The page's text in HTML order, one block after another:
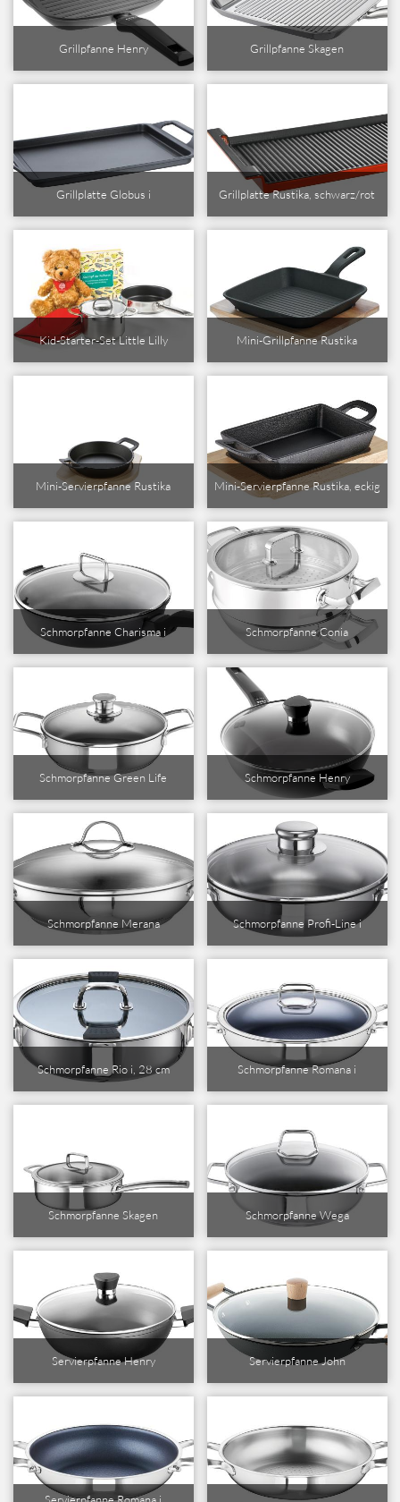
Grillpfanne Henry Grillpfanne Skagen
Grillplatte Globus i Grillplatte Rustika, schwarz/rot
Kid-Starter-Set Little Lilly Mini-Grillpfanne Rustika
Mini-Servierpfanne Rustika Mini-Servierpfanne Rustika, eckig
Schmorpfanne Charisma i Schmorpfanne Conia
Schmorpfanne Green Life Schmorpfanne Henry
Schmorpfanne Merana Schmorpfanne Profi-Line i
Schmorpfanne Rio i, 28 cm Schmorpfanne Romana i
Schmorpfanne Skagen Schmorpfanne Wega
Servierpfanne Henry Servierpfanne John